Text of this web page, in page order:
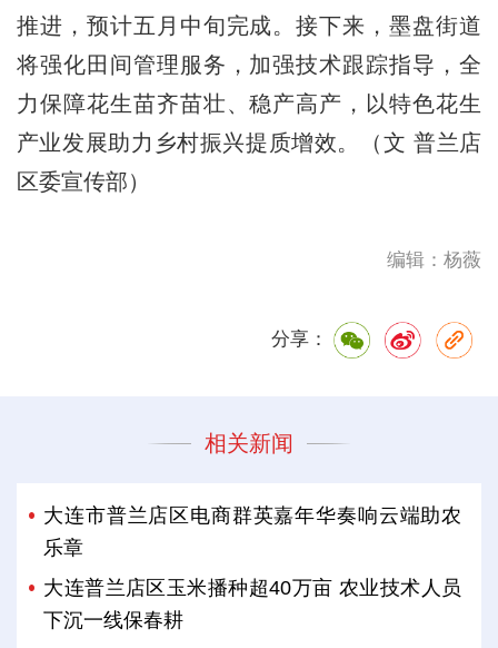
推进，预计五月中旬完成。接下来，墨盘街道
将强化田间管理服务，加强技术跟踪指导，全
力保障花生苗齐苗壮、稳产高产，以特色花生
产业发展助力乡村振兴提质增效。（文 普兰店
区委宣传部）
编辑：杨薇
分享：
相关新闻
大连市普兰店区电商群英嘉年华奏响云端助农
乐章
大连普兰店区玉米播种超40万亩 农业技术人员
下沉一线保春耕